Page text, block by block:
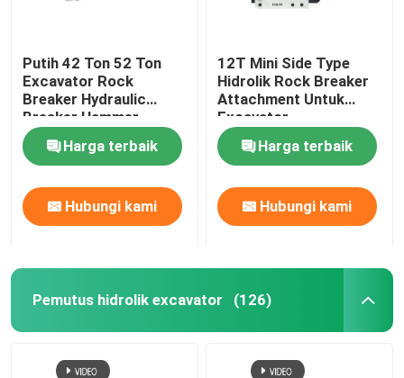
Putih 42 Ton 52 Ton
Excavator Rock
Breaker Hydraulic
Breaker Hammer
Harga terbaik
Hubungi kami
12T Mini Side Type
Hidrolik Rock Breaker
Attachment Untuk
Excavator
Harga terbaik
Hubungi kami
Pemutus hidrolik excavator (126)